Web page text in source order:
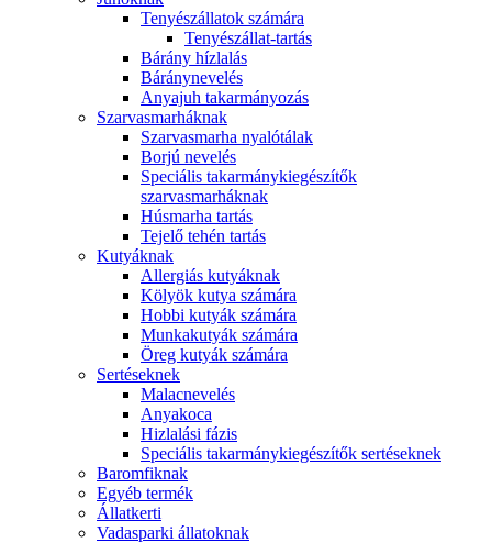
Tenyészállatok számára
Tenyészállat-tartás
Bárány hízlalás
Báránynevelés
Anyajuh takarmányozás
Szarvasmarháknak
Szarvasmarha nyalótálak
Borjú nevelés
Speciális takarmánykiegészítők
szarvasmarháknak
Húsmarha tartás
Tejelő tehén tartás
Kutyáknak
Allergiás kutyáknak
Kölyök kutya számára
Hobbi kutyák számára
Munkakutyák számára
Öreg kutyák számára
Sertéseknek
Malacnevelés
Anyakoca
Hizlalási fázis
Speciális takarmánykiegészítők sertéseknek
Baromfiknak
Egyéb termék
Állatkerti
Vadasparki állatoknak